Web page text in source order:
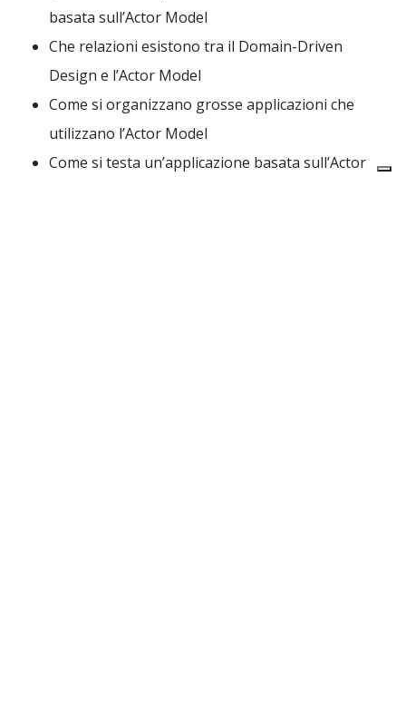
basata sull’Actor Model
Che relazioni esistono tra il Domain-Driven
Design e l’Actor Model
Come si organizzano grosse applicazioni che
utilizzano l’Actor Model
Come si testa un’applicazione basata sull’Actor